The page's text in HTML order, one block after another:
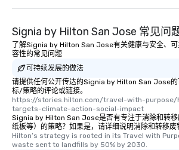
Signia by Hilton San Jose 常见问
了解Signia by Hilton San Jose有关健康与安全、
容性的常见问题
可持续发展的做法
请提供任何公开传达的Signia by Hilton San Jose的
标/策略的评论或链接。
https://stories.hilton.com/travel-with-purpose/
targets-climate-action-social-impact
Signia by Hilton San Jose是否有专注于消除和转移
纸板等）的策略？如果是，请详细说明消除和转移废
Hilton’s strategy is rooted in its Travel with
waste sent to landfills by 50% by 2030.